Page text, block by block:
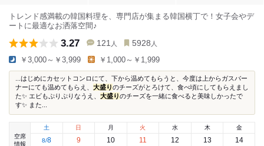
トレンド感満載の韓国料理を、専門店が集まる韓国横丁で！女子会やデ
ートに最適なお洒落空間♪
3.27 121 人 5928 人
￥3,000～￥3,999 ￥1,000～￥1,999
...はじめにカセットコンロにて、下から温めてもらうと、今度は上からガスバー
ナーにても温めてもらえ、 大盛りのチーズがとろけて、食べ頃にしてもらえまし
た✨ エビもぷりぷりなうえ、 大盛りのチーズを一緒に食べると美味しかったで
す✨ また...
空席
情報
土
8/8
日
9
月
10
火
11
水
12
木
13
金
14